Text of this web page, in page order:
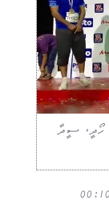
ހޯދީ، ސީދާ